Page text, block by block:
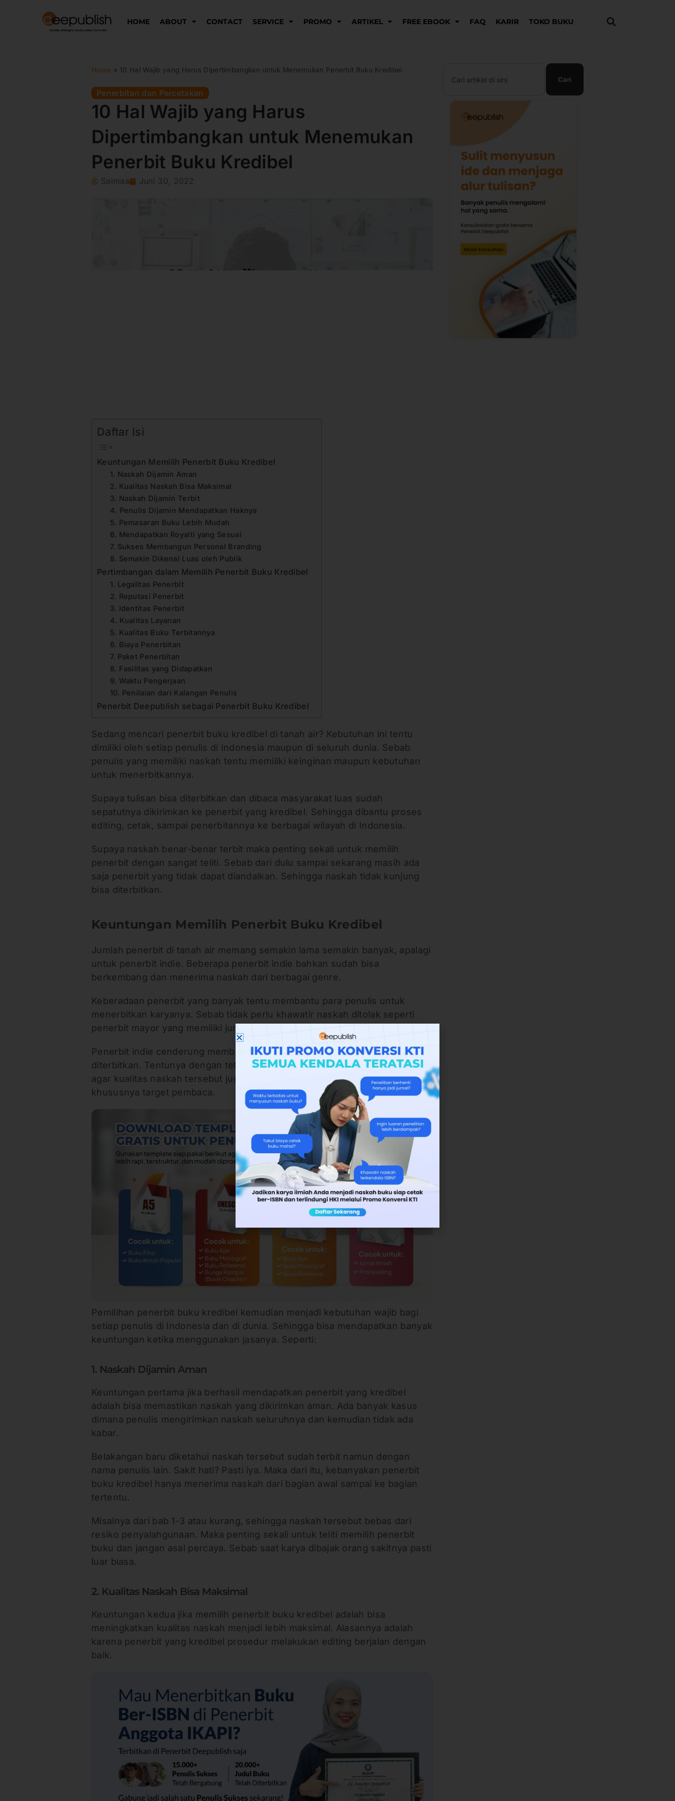
HOME ABOUT CONTACT SERVICE PROMO ARTIKEL FREE EBOOK FAQ KARIR TOKO BUKU
Home » 10 Hal Wajib yang Harus Dipertimbangkan untuk Menemukan Penerbit Buku Kredibel
Penerbitan dan Percetakan
10 Hal Wajib yang Harus
Dipertimbangkan untuk Menemukan
Penerbit Buku Kredibel
Salmaa Juni 30, 2022
Daftar Isi
Keuntungan Memilih Penerbit Buku Kredibel
1. Naskah Dijamin Aman
2. Kualitas Naskah Bisa Maksimal
3. Naskah Dijamin Terbit
4. Penulis Dijamin Mendapatkan Haknya
5. Pemasaran Buku Lebih Mudah
6. Mendapatkan Royalti yang Sesuai
7. Sukses Membangun Personal Branding
8. Semakin Dikenal Luas oleh Publik
Pertimbangan dalam Memilih Penerbit Buku Kredibel
1. Legalitas Penerbit
2. Reputasi Penerbit
3. Identitas Penerbit
4. Kualitas Layanan
5. Kualitas Buku Terbitannya
6. Biaya Penerbitan
7. Paket Penerbitan
8. Fasilitas yang Didapatkan
9. Waktu Pengerjaan
10. Penilaian dari Kalangan Penulis
Penerbit Deepublish sebagai Penerbit Buku Kredibel
Sedang mencari penerbit buku kredibel di tanah air? Kebutuhan ini tentu
dimiliki oleh setiap penulis di Indonesia maupun di seluruh dunia. Sebab
penulis yang memiliki naskah tentu memiliki keinginan maupun kebutuhan
untuk menerbitkannya.
Supaya tulisan bisa diterbitkan dan dibaca masyarakat luas sudah
sepatutnya dikirimkan ke penerbit yang kredibel. Sehingga dibantu proses
editing, cetak, sampai penerbitannya ke berbagai wilayah di Indonesia.
Supaya naskah benar-benar terbit maka penting sekali untuk memilih
penerbit dengan sangat teliti. Sebab dari dulu sampai sekarang masih ada
saja penerbit yang tidak dapat diandalkan. Sehingga naskah tidak kunjung
bisa diterbitkan.
Keuntungan Memilih Penerbit Buku Kredibel
Jumlah penerbit di tanah air memang semakin lama semakin banyak, apalagi
untuk penerbit indie. Beberapa penerbit indie bahkan sudah bisa
berkembang dan menerima naskah dari berbagai genre.
Keberadaan penerbit yang banyak tentu membantu para penulis untuk
menerbitkan karyanya. Sebab tidak perlu khawatir naskah ditolak seperti
penerbit mayor yang memiliki jumlah pesaing sangat ketat.
Penerbit indie cenderung memberi jaminan naskah yang dikirimkan pasti
diterbitkan. Tentunya dengan tetap mengikuti proses yang sesuai standar
agar kualitas naskah tersebut juga bisa diterima oleh masyarakat luas,
khususnya target pembaca.
Pemilihan penerbit buku kredibel kemudian menjadi kebutuhan wajib bagi
setiap penulis di Indonesia dan di dunia. Sehingga bisa mendapatkan banyak
keuntungan ketika menggunakan jasanya. Seperti:
1. Naskah Dijamin Aman
Keuntungan pertama jika berhasil mendapatkan penerbit yang kredibel
adalah bisa memastikan naskah yang dikirimkan aman. Ada banyak kasus
dimana penulis mengirimkan naskah seluruhnya dan kemudian tidak ada
kabar.
Belakangan baru diketahui naskah tersebut sudah terbit namun dengan
nama penulis lain. Sakit hati? Pasti iya. Maka dari itu, kebanyakan penerbit
buku kredibel hanya menerima naskah dari bagian awal sampai ke bagian
tertentu.
Misalnya dari bab 1-3 atau kurang, sehingga naskah tersebut bebas dari
resiko penyalahgunaan. Maka penting sekali untuk teliti memilih penerbit
buku dan jangan asal percaya. Sebab saat karya dibajak orang sakitnya pasti
luar biasa.
2. Kualitas Naskah Bisa Maksimal
Keuntungan kedua jika memilih penerbit buku kredibel adalah bisa
meningkatkan kualitas naskah menjadi lebih maksimal. Alasannya adalah
karena penerbit yang kredibel prosedur melakukan editing berjalan dengan
baik.
Cari